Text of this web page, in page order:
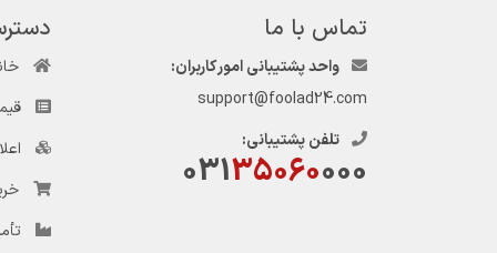
تماس با ما
واحد پشتیبانی امور کاربران:
support@foolad24.com
تلفن پشتیبانی:
03135060000